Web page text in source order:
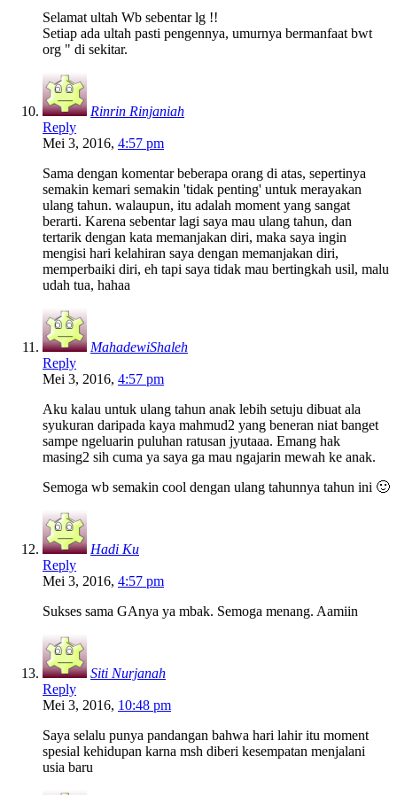
Selamat ultah Wb sebentar lg !!
Setiap ada ultah pasti pengennya, umurnya bermanfaat bwt
org " di sekitar.
Rinrin Rinjaniah
Reply
Mei 3, 2016, 4:57 pm
Sama dengan komentar beberapa orang di atas, sepertinya
semakin kemari semakin 'tidak penting' untuk merayakan
ulang tahun. walaupun, itu adalah moment yang sangat
berarti. Karena sebentar lagi saya mau ulang tahun, dan
tertarik dengan kata memanjakan diri, maka saya ingin
mengisi hari kelahiran saya dengan memanjakan diri,
memperbaiki diri, eh tapi saya tidak mau bertingkah usil, malu
udah tua, hahaa
MahadewiShaleh
Reply
Mei 3, 2016, 4:57 pm
Aku kalau untuk ulang tahun anak lebih setuju dibuat ala
syukuran daripada kaya mahmud2 yang beneran niat banget
sampe ngeluarin puluhan ratusan jyutaaa. Emang hak
masing2 sih cuma ya saya ga mau ngajarin mewah ke anak.
Semoga wb semakin cool dengan ulang tahunnya tahun ini 🙂
Hadi Ku
Reply
Mei 3, 2016, 4:57 pm
Sukses sama GAnya ya mbak. Semoga menang. Aamiin
Siti Nurjanah
Reply
Mei 3, 2016, 10:48 pm
Saya selalu punya pandangan bahwa hari lahir itu moment
spesial kehidupan karna msh diberi kesempatan menjalani
usia baru